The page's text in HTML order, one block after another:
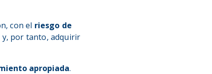
con el riesgo de
y, por tanto, adquirir
apropiada.